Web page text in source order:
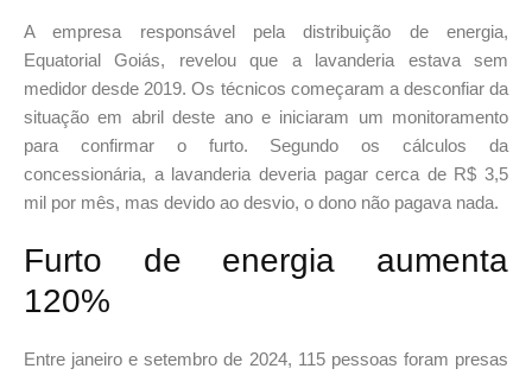
A empresa responsável pela distribuição de energia,
Equatorial Goiás, revelou que a lavanderia estava sem
medidor desde 2019. Os técnicos começaram a desconfiar da
situação em abril deste ano e iniciaram um monitoramento
para confirmar o furto. Segundo os cálculos da
concessionária, a lavanderia deveria pagar cerca de R$ 3,5
mil por mês, mas devido ao desvio, o dono não pagava nada.
Furto de energia aumenta
120%
Entre janeiro e setembro de 2024, 115 pessoas foram presas